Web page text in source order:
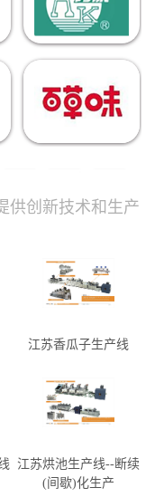
供创新技术和生产
江苏香瓜子生产线
江苏烘池生产线--断续
(间歇)化生产